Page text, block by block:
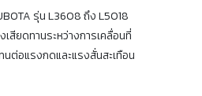
รุ่น L3608 ถึง L5018
สียดทานระหว่างการเคลื่อนที่
ต่อแรงกดและแรงสั่นสะเทือน